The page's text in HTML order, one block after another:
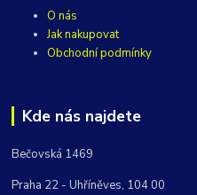
O nás
Jak nakupovat
Obchodní podmínky
Kde nás najdete
Bečovská 1469
Praha 22 - Uhříněves, 104 00